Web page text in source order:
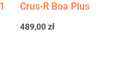
Crus-R Boa Plus
489,00zł